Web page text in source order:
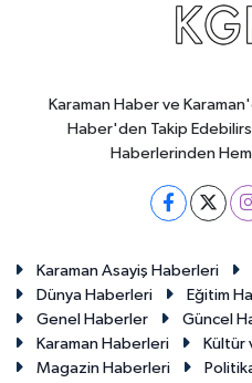
Karaman Haber ve
Haber'den Takip
Haberlerinden
Karaman Asayiş Haberleri
Dünya Haberleri
Eğitim
Genel Haberler
Güncel
Karaman Haberleri
Kültür
Magazin Haberleri